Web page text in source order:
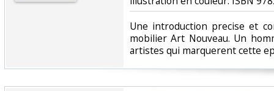
‎Une introduction precise et
mobilier Art Nouveau. Un
artistes qui marquerent cette